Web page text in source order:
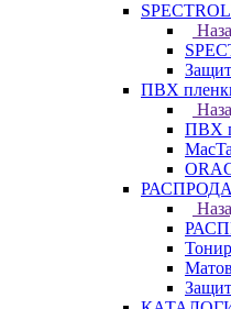
ПВХ
ПВХ